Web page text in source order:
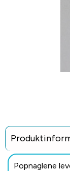
Popnaglene